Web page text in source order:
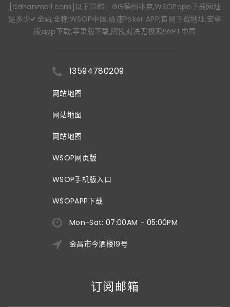
[dahanmall.com]以下简称：GG德州扑克,WSOPapp下载网址
是多少✔全站,全称:WSOP中国,极速Poker APP,官网下载地址,安卓
版app下载,苹果版下载,牌技对决无极限!WPT中国
13594780209
网站地图
网站地图
网站地图
WSOP网页版
WSOP手机版入口
WSOPAPP下载
Mon-Sat: 07:00AM - 05:00PM
金昌市今洒楼19号
订阅邮箱